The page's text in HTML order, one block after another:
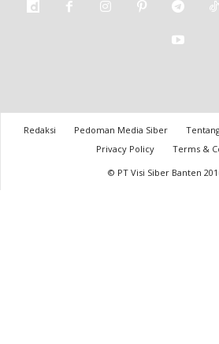
Redaksi Pedoman Media Siber
Privacy Policy
Terms &
© PT Visi Siber Banten